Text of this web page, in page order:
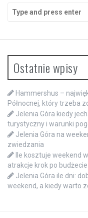
for:
Ostatnie wpisy
Hammershus –
Północnej, który trzeba
Jelenia Góra kiedy
turystyczny i warunki
Jelenia Góra na
zwiedzania
Ile kosztuje weekend
atrakcje krok po budżecie
Jelenia Góra ile dni:
weekend, a kiedy warto